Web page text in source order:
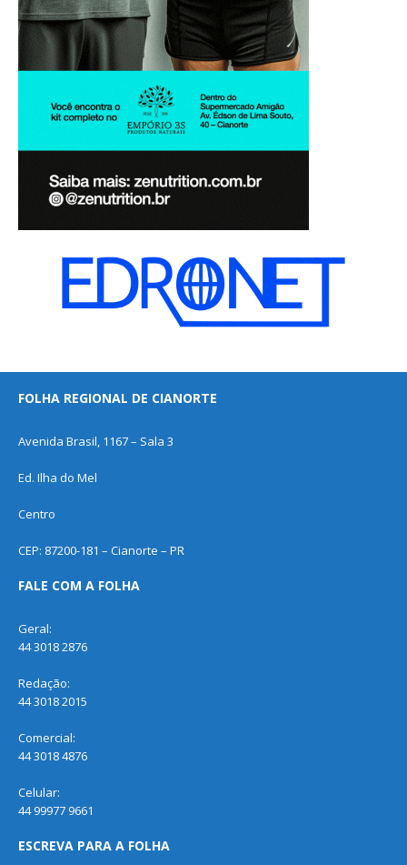
FOLHA REGIONAL DE CIANORTE
Avenida Brasil, 1167 – Sala 3
Ed. Ilha do Mel
Centro
CEP: 87200-181 – Cianorte – PR
FALE COM A FOLHA
Geral:
44 3018 2876
Redação:
44 3018 2015
Comercial:
44 3018 4876
Celular:
44 99977 9661
ESCREVA PARA A FOLHA